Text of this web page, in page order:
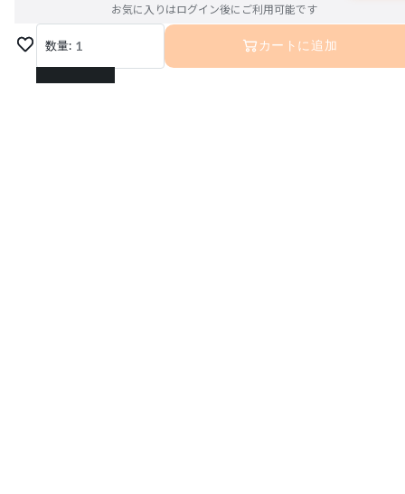
お気に入りはログイン後にご利用可能です
数量: 1
1
カートに追加